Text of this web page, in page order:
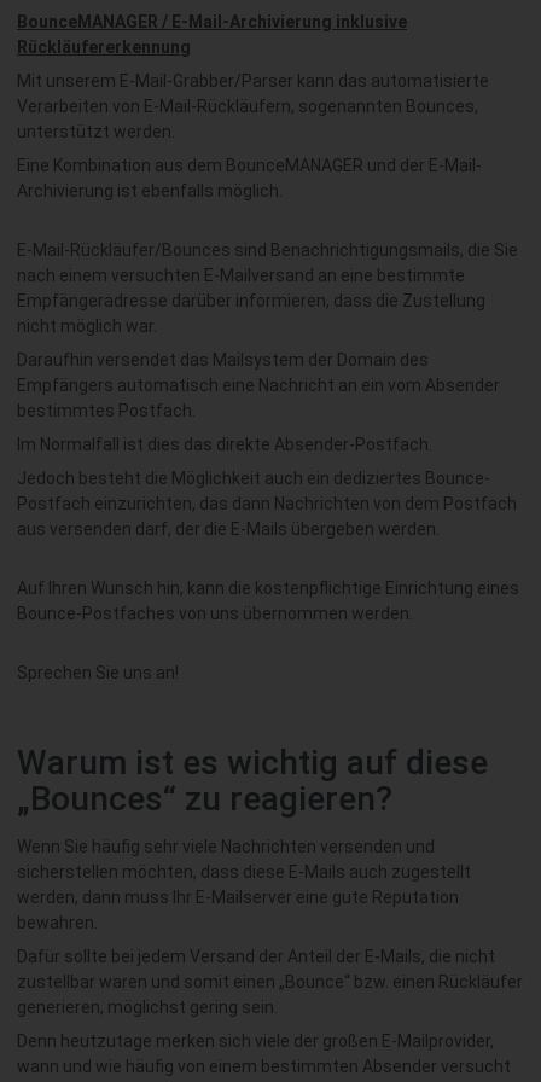
BounceMANAGER / E-Mail-Archivierung inklusive
Rückläufererkennung
Mit unserem E-Mail-Grabber/Parser kann das automatisierte
Verarbeiten von E-Mail-Rückläufern, sogenannten Bounces,
unterstützt werden.
Eine Kombination aus dem BounceMANAGER und der E-Mail-
Archivierung ist ebenfalls möglich.
E-Mail-Rückläufer/Bounces sind Benachrichtigungsmails, die Sie
nach einem versuchten E-Mailversand an eine bestimmte
Empfängeradresse darüber informieren, dass die Zustellung
nicht möglich war.
Daraufhin versendet das Mailsystem der Domain des
Empfängers automatisch eine Nachricht an ein vom Absender
bestimmtes Postfach.
Im Normalfall ist dies das direkte Absender-Postfach.
Jedoch besteht die Möglichkeit auch ein dediziertes Bounce-
Postfach einzurichten, das dann Nachrichten von dem Postfach
aus versenden darf, der die E-Mails übergeben werden.
Auf Ihren Wunsch hin, kann die kostenpflichtige Einrichtung eines
Bounce-Postfaches von uns übernommen werden.
Sprechen Sie uns an!
Warum ist es wichtig auf diese
„Bounces“ zu reagieren?
Wenn Sie häufig sehr viele Nachrichten versenden und
sicherstellen möchten, dass diese E-Mails auch zugestellt
werden, dann muss Ihr E-Mailserver eine gute Reputation
bewahren.
Dafür sollte bei jedem Versand der Anteil der E-Mails, die nicht
zustellbar waren und somit einen „Bounce“ bzw. einen Rückläufer
generieren, möglichst gering sein.
Denn heutzutage merken sich viele der großen E-Mailprovider,
wann und wie häufig von einem bestimmten Absender versucht